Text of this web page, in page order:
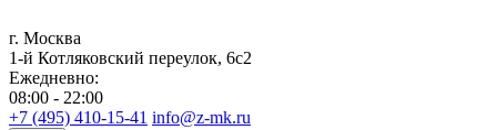
г. Москва
1-й Котляковский переулок, 6с2
Ежедневно:
08:00 - 22:00
+7 (495) 410-15-41 info@z-mk.ru